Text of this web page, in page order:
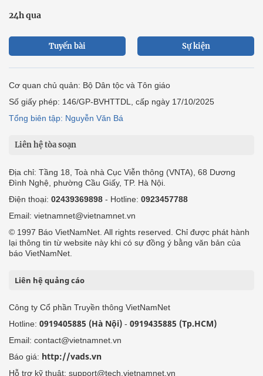
24h qua
Tuyến bài Sự kiện
Cơ quan chủ quản: Bộ Dân tộc và Tôn giáo
Số giấy phép: 146/GP-BVHTTDL, cấp ngày 17/10/2025
Tổng biên tập: Nguyễn Văn Bá
Liên hệ tòa soạn
Địa chỉ: Tầng 18, Toà nhà Cục Viễn thông (VNTA), 68 Dương
Đình Nghệ, phường Cầu Giấy, TP. Hà Nội.
Điện thoại: 02439369898 - Hotline: 0923457788
Email: vietnamnet@vietnamnet.vn
© 1997 Báo VietNamNet. All rights reserved. Chỉ được phát hành
lại thông tin từ website này khi có sự đồng ý bằng văn bản của
báo VietNamNet.
Liên hệ quảng cáo
Công ty Cổ phần Truyền thông VietNamNet
Hotline: 0919405885 (Hà Nội) - 0919435885 (Tp.HCM)
Email: contact@vietnamnet.vn
Báo giá: http://vads.vn
Hỗ trợ kỹ thuật: support@tech.vietnamnet.vn